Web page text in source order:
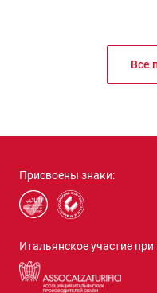
Все
Присвоены знаки:
Итальянское участие